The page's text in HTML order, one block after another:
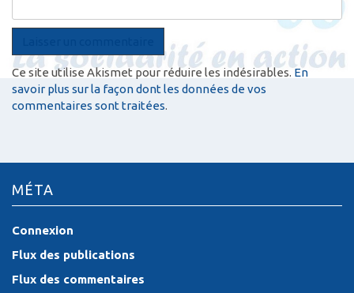
Ce site utilise Akismet pour réduire les indésirables.En
savoir plus sur la façon dont les données de vos
commentaires sont traitées.
MÉTA
Connexion
Flux des publications
Flux des commentaires